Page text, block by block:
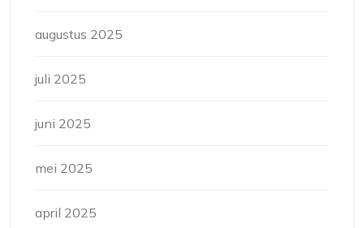
augustus 2025
juli 2025
juni 2025
mei 2025
april 2025